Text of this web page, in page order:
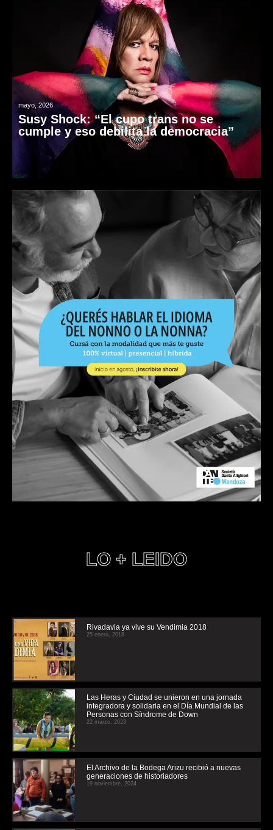
mayo, 2026
Susy Shock: “El cupo trans no se
cumple y eso debilita la democracia”
LO + LEIDO
Rivadavia ya vive su Vendimia 2018
25 enero, 2018
Las Heras y Ciudad se unieron en una jornada
integradora y solidaria en el Día Mundial de las
Personas con Síndrome de Down
22 marzo, 2023
El Archivo de la Bodega Arizu recibió a nuevas
generaciones de historiadores
19 noviembre, 2024